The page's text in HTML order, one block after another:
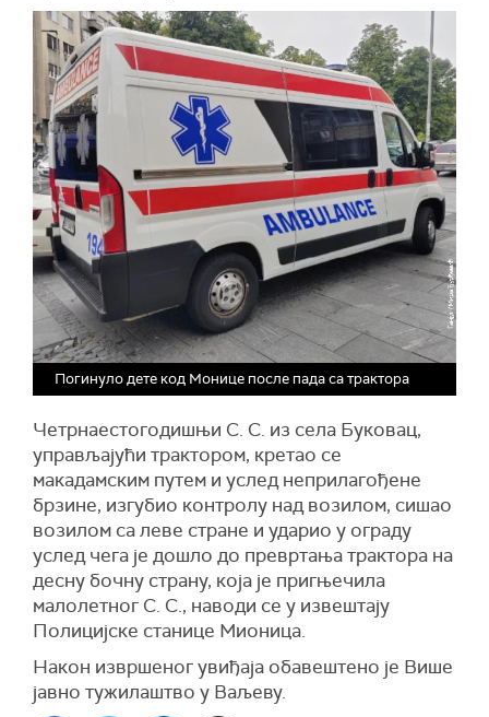
Погинуло дете код Монице после пада са трактора
Четрнаестогодишњи С. С. из села Буковац,
управљајући трактором, кретао се
макадамским путем и услед неприлагођене
брзине, изгубио контролу над возилом, сишао
возилом са леве стране и ударио у ограду
услед чега је дошло до превртања трактора на
десну бочну страну, која је пригњечила
малолетног С. С., наводи се у извештају
Полицијске станице Мионица.
Након извршеног увиђаја обавештено је Више
јавно тужилаштво у Ваљеву.